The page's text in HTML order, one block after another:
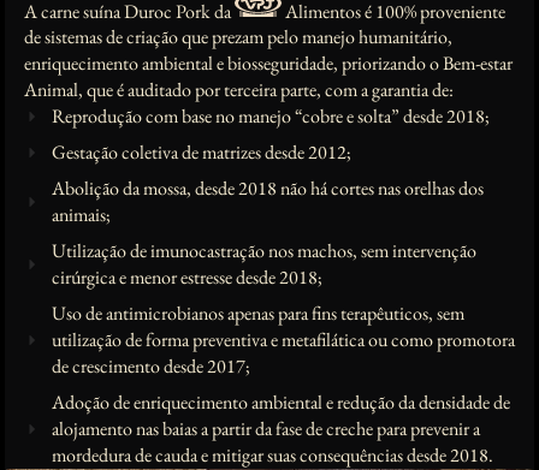
A carne suína Duroc Pork da
Alimentos é 100% proveniente
de sistemas de criação que prezam pelo manejo humanitário,
enriquecimento ambiental e biosseguridade, priorizando o Bem-estar
Animal, que é auditado por terceira parte, com a garantia de:
Reprodução com base no manejo “cobre e solta” desde 2018;
Gestação coletiva de matrizes desde 2012;
Abolição da mossa, desde 2018 não há cortes nas orelhas dos
animais;
Utilização de imunocastração nos machos, sem intervenção
cirúrgica e menor estresse desde 2018;
Uso de antimicrobianos apenas para fins terapêuticos, sem
utilização de forma preventiva e metafilática ou como promotora
de crescimento desde 2017;
Adoção de enriquecimento ambiental e redução da densidade de
alojamento nas baias a partir da fase de creche para prevenir a
mordedura de cauda e mitigar suas consequências desde 2018.